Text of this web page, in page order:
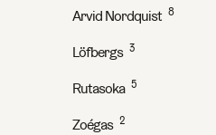
Arvid Nordquist 8
Löfbergs 3
Rutasoka 5
Zoégas 2